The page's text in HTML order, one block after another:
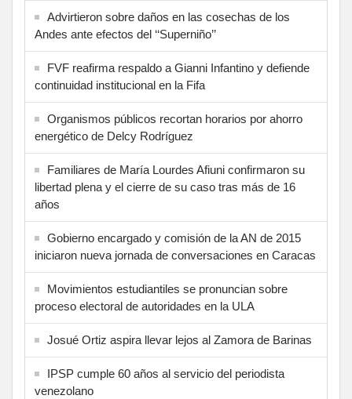
Advirtieron sobre daños en las cosechas de los
Andes ante efectos del ‘‘Superniño’’
FVF reafirma respaldo a Gianni Infantino y defiende
continuidad institucional en la Fifa
Organismos públicos recortan horarios por ahorro
energético de Delcy Rodríguez
Familiares de María Lourdes Afiuni confirmaron su
libertad plena y el cierre de su caso tras más de 16
años
Gobierno encargado y comisión de la AN de 2015
iniciaron nueva jornada de conversaciones en Caracas
Movimientos estudiantiles se pronuncian sobre
proceso electoral de autoridades en la ULA
Josué Ortiz aspira llevar lejos al Zamora de Barinas
IPSP cumple 60 años al servicio del periodista
venezolano